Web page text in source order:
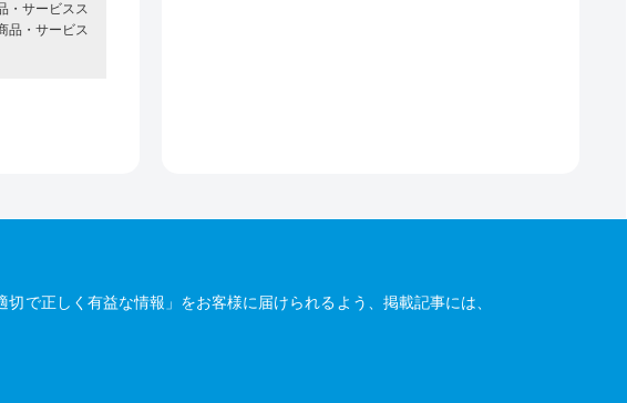
・サービスス
品・サービス
で正しく有益な情報」をお客様に届けられるよう、掲載記事には、